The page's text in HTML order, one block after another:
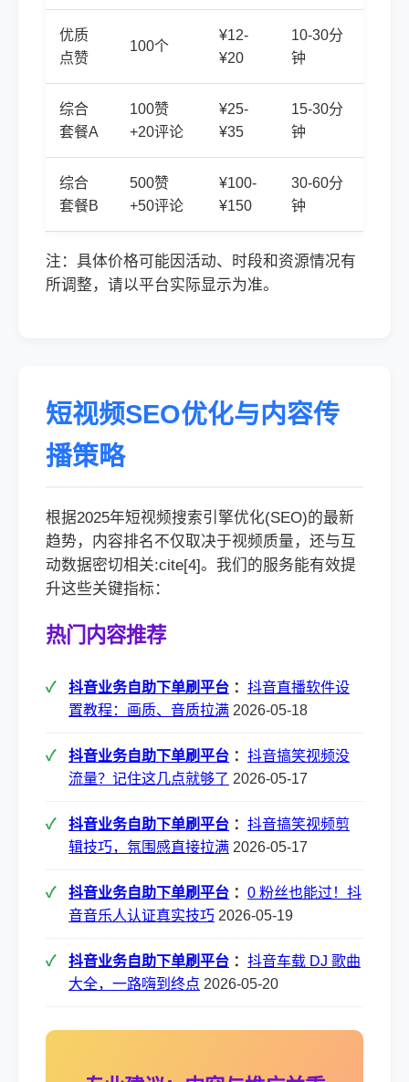
优质
点赞
100个
¥12-
¥20
10-30分
钟
综合
套餐A
100赞
+20评论
¥25-
¥35
15-30分
钟
综合
套餐B
500赞
+50评论
¥100-
¥150
30-60分
钟
注：具体价格可能因活动、时段和资源情况有
所调整，请以平台实际显示为准。
短视频SEO优化与内容传
播策略
根据2025年短视频搜索引擎优化(SEO)的最新
趋势，内容排名不仅取决于视频质量，还与互
动数据密切相关:cite[4]。我们的服务能有效提
升这些关键指标：
热门内容推荐
抖音业务自助下单刷平台 ： 抖音直播软件设
置教程：画质、音质拉满 2026-05-18
抖音业务自助下单刷平台 ： 抖音搞笑视频没
流量？记住这几点就够了 2026-05-17
抖音业务自助下单刷平台 ： 抖音搞笑视频剪
辑技巧，氛围感直接拉满 2026-05-17
抖音业务自助下单刷平台 ： 0 粉丝也能过！抖
音音乐人认证真实技巧 2026-05-19
抖音业务自助下单刷平台 ： 抖音车载 DJ 歌曲
大全，一路嗨到终点 2026-05-20